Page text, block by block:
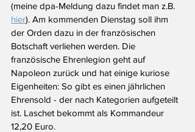
(meine dpa-Meldung dazu findet man z.B.
hier). Am kommenden Dienstag soll ihm
der Orden dazu in der französischen
Botschaft verliehen werden. Die
französische Ehrenlegion geht auf
Napoleon zurück und hat einige kuriose
Eigenheiten: So gibt es einen jährlichen
Ehrensold - der nach Kategorien aufgeteilt
ist. Laschet bekommt als Kommandeur
12,20 Euro.